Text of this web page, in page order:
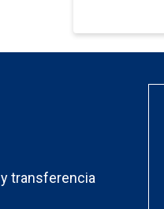
transferencia